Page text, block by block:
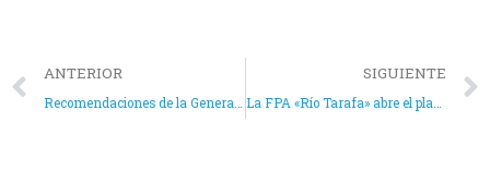
ANTERIOR
Recomendaciones de la Generalitat Valenciana al inicio de la fase 3 de la desescalada
SIGUIENTE
La FPA «Río Tarafa» abre el plazo de matriculación online